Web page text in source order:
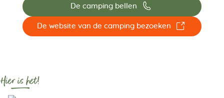
De camping bellen 📞
De website van de camping bezoeken ☐
Hier is het!